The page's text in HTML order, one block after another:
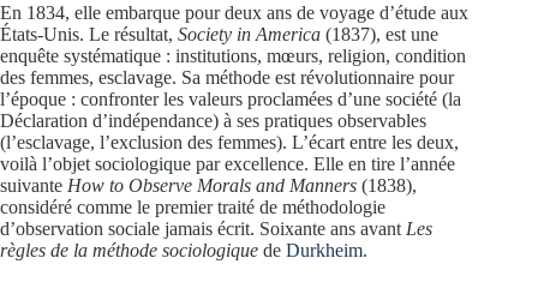
En 1834, elle embarque pour deux ans de voyage d’étude aux
États-Unis. Le résultat, Society in America (1837), est une
enquête systématique : institutions, mœurs, religion, condition
des femmes, esclavage. Sa méthode est révolutionnaire pour
l’époque : confronter les valeurs proclamées d’une société (la
Déclaration d’indépendance) à ses pratiques observables
(l’esclavage, l’exclusion des femmes). L’écart entre les deux,
voilà l’objet sociologique par excellence. Elle en tire l’année
suivante How to Observe Morals and Manners (1838),
considéré comme le premier traité de méthodologie
d’observation sociale jamais écrit. Soixante ans avant Les
règles de la méthode sociologique de Durkheim.